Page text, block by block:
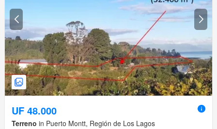
UF 48.000
Terreno in Puerto Montt, Región de Los Lagos